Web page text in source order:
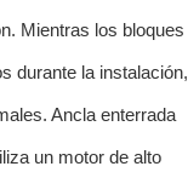
Mientras los bloques
durante la instalación,
Ancla enterrada
un motor de alto